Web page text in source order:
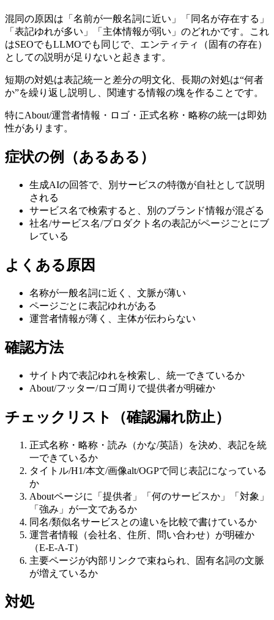
混同の原因は「名前が一般名詞に近い」「同名が存在する」
「表記ゆれが多い」「主体情報が弱い」のどれかです。これ
はSEOでもLLMOでも同じで、エンティティ（固有の存在）
としての説明が足りないと起きます。
短期の対処は表記統一と差分の明文化、長期の対処は“何者
か”を繰り返し説明し、関連する情報の塊を作ることです。
特にAbout/運営者情報・ロゴ・正式名称・略称の統一は即効
性があります。
症状の例（あるある）
生成AIの回答で、別サービスの特徴が自社として説明
される
サービス名で検索すると、別のブランド情報が混ざる
社名/サービス名/プロダクト名の表記がページごとにブ
レている
よくある原因
名称が一般名詞に近く、文脈が薄い
ページごとに表記ゆれがある
運営者情報が薄く、主体が伝わらない
確認方法
サイト内で表記ゆれを検索し、統一できているか
About/フッター/ロゴ周りで提供者が明確か
チェックリスト（確認漏れ防止）
正式名称・略称・読み（かな/英語）を決め、表記を統
一できているか
タイトル/H1/本文/画像alt/OGPで同じ表記になっている
か
Aboutページに「提供者」「何のサービスか」「対象」
「強み」が一文であるか
同名/類似名サービスとの違いを比較で書けているか
運営者情報（会社名、住所、問い合わせ）が明確か
（E-E-A-T）
主要ページが内部リンクで束ねられ、固有名詞の文脈
が増えているか
対処